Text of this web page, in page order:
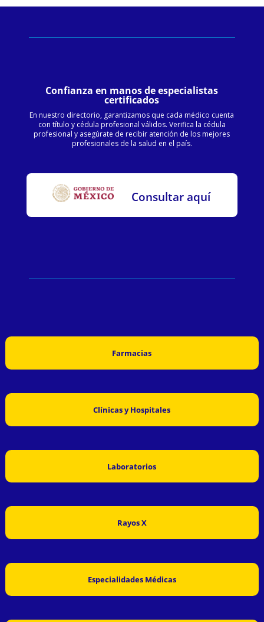
Confianza en manos de especialistas
certificados
En nuestro directorio, garantizamos que cada médico cuenta
con título y cédula profesional válidos. Verifica la cédula
profesional y asegúrate de recibir atención de los mejores
profesionales de la salud en el país.
Consultar aquí
Farmacias
Clínicas y Hospitales
Laboratorios
Rayos X
Especialidades Médicas